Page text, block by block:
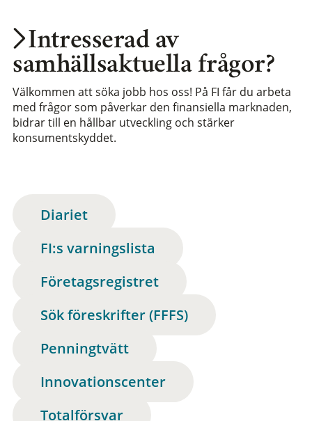
Intresserad av
samhällsaktuella frågor?
Välkommen att söka jobb hos oss! På FI får du arbeta
med frågor som påverkar den finansiella marknaden,
bidrar till en hållbar utveckling och stärker
konsumentskyddet.
Diariet
FI:s varningslista
Företagsregistret
Sök föreskrifter (FFFS)
Penningtvätt
Innovationscenter
Totalförsvar